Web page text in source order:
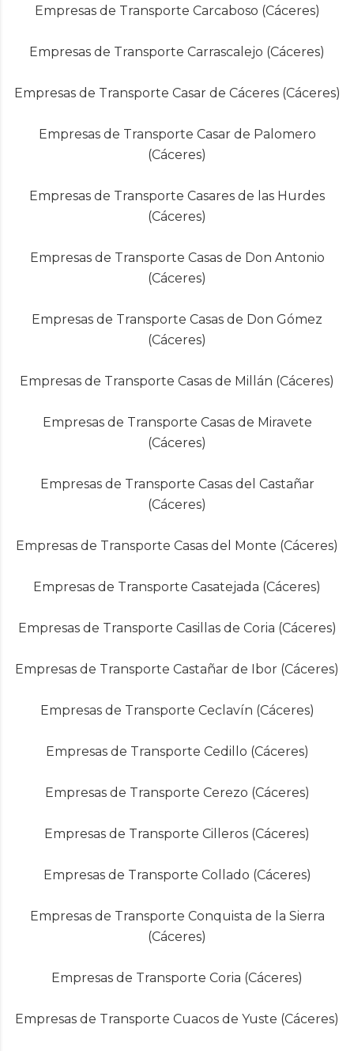
Empresas de Transporte Carcaboso (Cáceres)
Empresas de Transporte Carrascalejo (Cáceres)
Empresas de Transporte Casar de Cáceres (Cáceres)
Empresas de Transporte Casar de Palomero
(Cáceres)
Empresas de Transporte Casares de las Hurdes
(Cáceres)
Empresas de Transporte Casas de Don Antonio
(Cáceres)
Empresas de Transporte Casas de Don Gómez
(Cáceres)
Empresas de Transporte Casas de Millán (Cáceres)
Empresas de Transporte Casas de Miravete
(Cáceres)
Empresas de Transporte Casas del Castañar
(Cáceres)
Empresas de Transporte Casas del Monte (Cáceres)
Empresas de Transporte Casatejada (Cáceres)
Empresas de Transporte Casillas de Coria (Cáceres)
Empresas de Transporte Castañar de Ibor (Cáceres)
Empresas de Transporte Ceclavín (Cáceres)
Empresas de Transporte Cedillo (Cáceres)
Empresas de Transporte Cerezo (Cáceres)
Empresas de Transporte Cilleros (Cáceres)
Empresas de Transporte Collado (Cáceres)
Empresas de Transporte Conquista de la Sierra
(Cáceres)
Empresas de Transporte Coria (Cáceres)
Empresas de Transporte Cuacos de Yuste (Cáceres)